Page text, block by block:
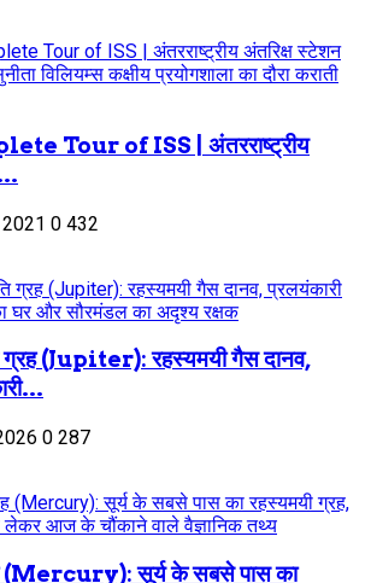
Tour of ISS | अंतरराष्ट्रीय
0 432
ग्रह (Jupiter): रहस्यमयी गैस दानव,
0 287
(Mercury): सूर्य के सबसे पास का